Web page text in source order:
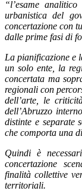
“l’esame
urbanistica del
concertazione con
dalle prime fasi di
La pianificazione e
un solo ente, la
concertata ma
regionali con
dell’arte, le
dell’Abruzzo
distinte e separate
che comporta una
Quindi è
concertazione
finalità collettive
territoriali.